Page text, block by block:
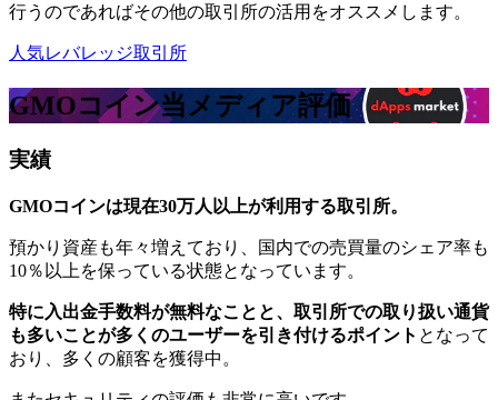
行うのであればその他の取引所の活用をオススメします。
人気レバレッジ取引所
GMOコイン当メディア評価
実績
GMOコインは現在30万人以上が利用する取引所。
預かり資産も年々増えており、国内での売買量のシェア率も
10％以上を保っている状態となっています。
特に入出金手数料が無料なことと、取引所での取り扱い通貨
も多いことが多くのユーザーを引き付けるポイント となって
おり、多くの顧客を獲得中。